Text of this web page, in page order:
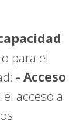
para el
- Acceso
el acceso a